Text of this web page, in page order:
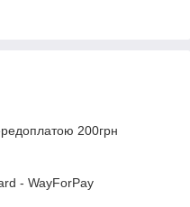
200грн
- WayForPay